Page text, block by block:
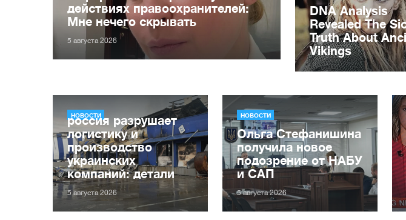
действиях правоохранителей:
Мне нечего скрывать
5 августа 2026
НОВОСТИ
россия разрушает
логистику и
производство
украинских
компаний: детали
5 августа 2026
НОВОСТИ
Ольга Стефанишина
получила новое
подозрение от НАБУ
и САП
5 августа 2026